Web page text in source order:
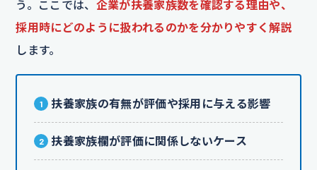
う。ここでは、 企業が扶養家族数を確認する理由や、
採用時にどのように扱われるのかを分かりやすく解説
します。
扶養家族の有無が評価や採用に与える影響
扶養家族欄が評価に関係しないケース